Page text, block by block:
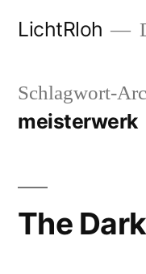
LichtRloh
Schlagwort-
meisterwerk
The